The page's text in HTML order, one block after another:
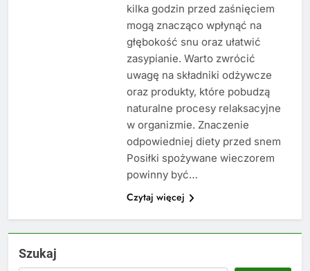
kilka godzin przed zaśnięciem
mogą znacząco wpłynąć na
głębokość snu oraz ułatwić
zasypianie. Warto zwrócić
uwagę na składniki odżywcze
oraz produkty, które pobudzą
naturalne procesy relaksacyjne
w organizmie. Znaczenie
odpowiedniej diety przed snem
Posiłki spożywane wieczorem
powinny być…
Czytaj więcej
Szukaj